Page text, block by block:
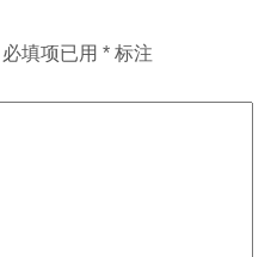
必填项已用* 标注